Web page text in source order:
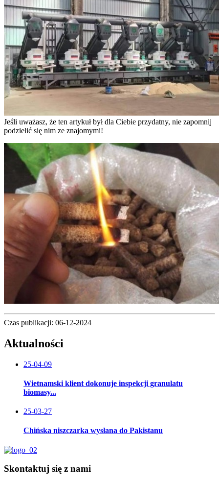
Jeśli uważasz, że ten artykuł był dla Ciebie przydatny, nie zapomnij
podzielić się nim ze znajomymi!
Czas publikacji: 06-12-2024
Aktualności
25-04-09
Wietnamski klient dokonuje inspekcji granulatu
biomasy...
25-03-27
Chińska niszczarka wysłana do Pakistanu
Skontaktuj się z nami